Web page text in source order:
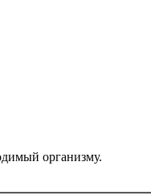
организму.